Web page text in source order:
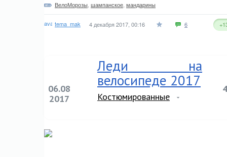
ВелоМорозы шампанское мандарины
tema_mak 4 декабря 2017, 00:16 6
06.08
2017
Леди на
велосипеде 2017
Костюмированные
4